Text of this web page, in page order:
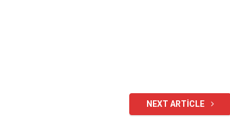
NEXT ARTICLE